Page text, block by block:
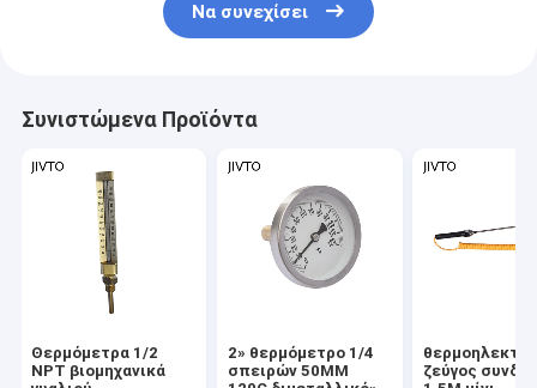
Να συνεχίσει
Συνιστώμενα Προϊόντα
Θερμόμετρα 1/2
NPT βιομηχανικά
2» θερμόμετρο 1/4
σπειρών 50MM
ζεύγος